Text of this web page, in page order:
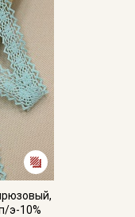
э-10%